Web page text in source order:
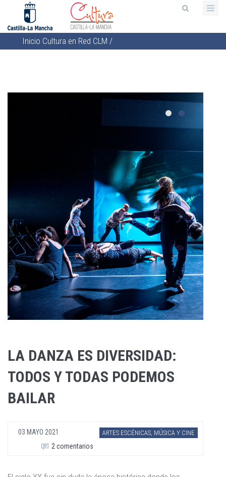
contenido
principal
Sobrescribir
ayuda
navegación
Inicio Cultura en Red CLM /
LA DANZA ES DIVERSIDAD:
TODOS Y TODAS PODEMOS
BAILAR
03 MAYO 2021 ARTES ESCÉNICAS, MÚSICA Y CINE
2 comentarios